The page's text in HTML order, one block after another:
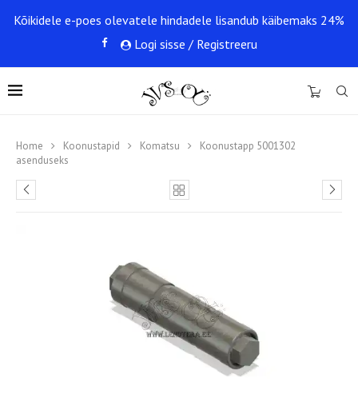
Kõikidele e-poes olevatele hindadele lisandub käibemaks 24%
Logi sisse / Registreeru
Home Koonustapid Komatsu
Koonustapp 5001302
asenduseks